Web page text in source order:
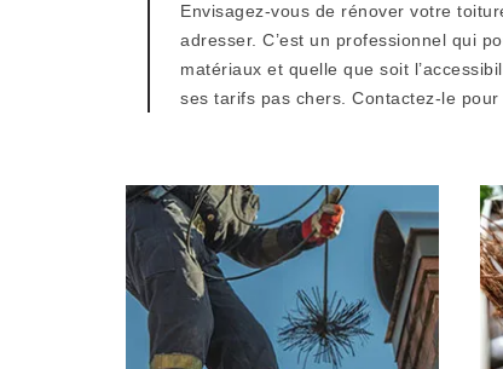
Envisagez-vous de rénover votre
adresser. C’est un professionnel qui
matériaux et quelle que soit
ses tarifs pas chers. Contactez-le